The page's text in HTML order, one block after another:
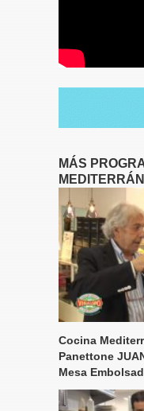
MÁS
Cocina
Panettone
Mesa